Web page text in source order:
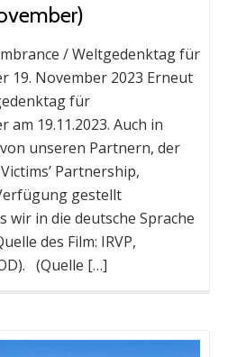
/ Weltgedenktag für
19. November 2023 Erneut
für
19.11.2023. Auch in
unseren Partnern, der
Partnership,
gestellt
wir in die deutsche Sprache
des Film: IRVP,
(Quelle […]